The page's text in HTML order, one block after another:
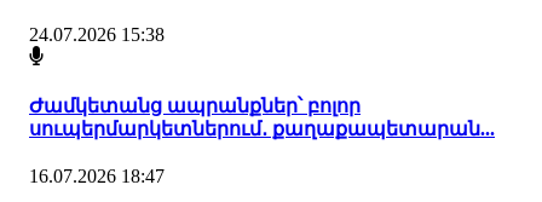
24.07.2026 15:38
Ժամկետանց ապրանքներ՝ բոլոր
սուպերմարկետներում․ քաղաքապետարան...
16.07.2026 18:47